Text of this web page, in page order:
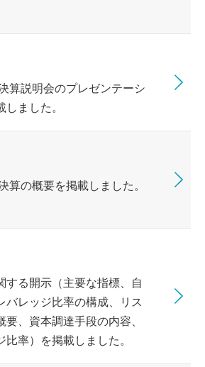
算説明会のプレゼンテーシ
ました。
算の概要を掲載しました。
する開示（主要な指標、自
バレッジ比率の構成、リス
、資本調達手段の内容、
率）を掲載しました。